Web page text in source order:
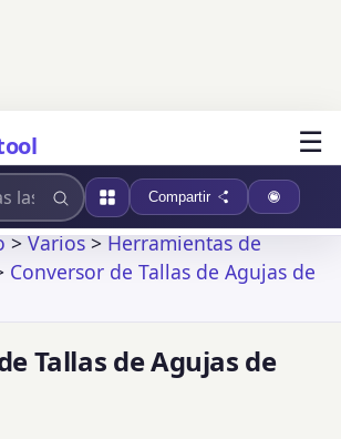
☰
Compartir
>Varios>Herramientas de
Conversor de Tallas de Agujas de
Tallas de Agujas de